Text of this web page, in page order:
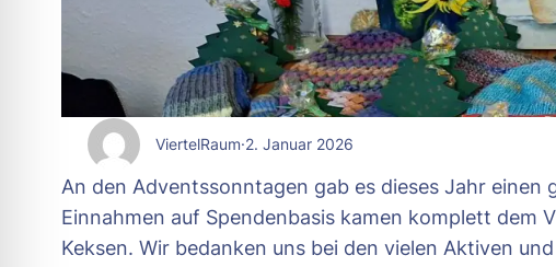
ViertelRaum·2. Januar 2026
An den Adventssonntagen gab es dieses Jahr
Einnahmen auf Spendenbasis kamen komplett
Keksen. Wir bedanken uns bei den vielen Aktiven